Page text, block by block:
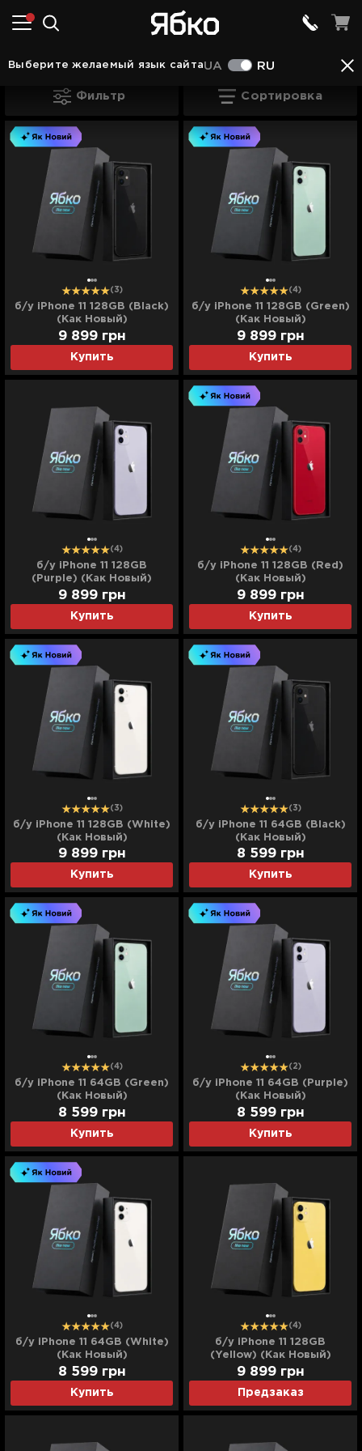
Выберите желаемый язык сайтаUA RU
Apple iPhone в Шептицком Apple iPhone 11 в
Apple iPhone 11 в Шептицком
Фильтр Сортировка
(3)
б/у iPhone 11 128GB (Black)
(Как Новый)
Купить
9 899 грн
(4)
б/у iPhone 11 128GB (Green)
(Как Новый)
Купить
9 899 грн
(4)
б/у iPhone 11 128GB
(Purple) (Как Новый)
Купить
9 899 грн
(4)
б/у iPhone 11 128GB (Red)
(Как Новый)
Купить
9 899 грн
(3)
б/у iPhone 11 128GB (White)
(Как Новый)
Купить
9 899 грн
(3)
б/у iPhone 11 64GB (Black)
(Как Новый)
Купить
8 599 грн
(4)
б/у iPhone 11 64GB (Green)
(Как Новый)
Купить
8 599 грн
(2)
б/у iPhone 11 64GB (Purple)
(Как Новый)
Купить
8 599 грн
(4)
б/у iPhone 11 64GB (White)
(Как Новый)
Купить
8 599 грн
(4)
б/у iPhone 11 128GB
(Yellow) (Как Новый)
Предзаказ
9 899 грн